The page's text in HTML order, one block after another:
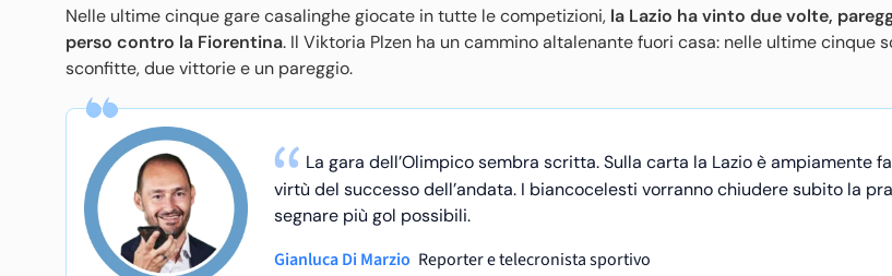
Nelle ultime cinque gare casalinghe giocate in tutte le competizioni, la Lazio ha vinto due volte,
perso contro la Fiorentina. Il Viktoria Plzen ha un cammino altalenante fuori casa: nelle ultime cinque
sconfitte, due vittorie e un pareggio.
La gara dell’Olimpico sembra scritta. Sulla carta la Lazio è ampiamente
virtù del successo dell’andata. I biancocelesti vorranno chiudere subito la
segnare più gol possibili.
Gianluca Di Marzio Reporter e telecronista sportivo